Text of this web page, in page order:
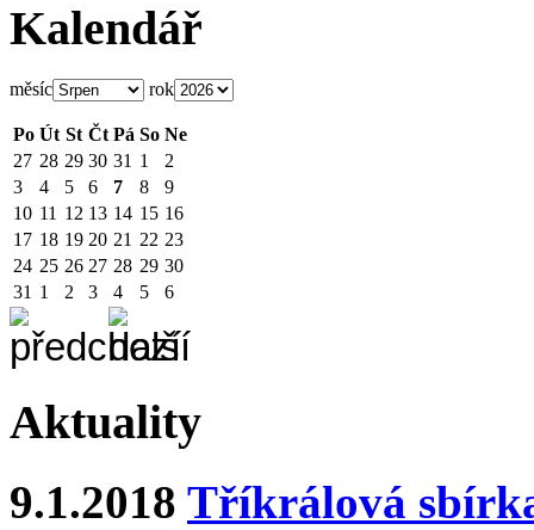
Kalendář
měsíc rok
Po Út St Čt Pá So Ne
27 28 29 30 31 1
2
3
4 5 6 7 8
9
10 11 12 13 14 15 16
17 18 19 20 21 22 23
24 25 26 27 28 29 30
31 1 2 3 4 5 6
Aktuality
9.1.2018 Tříkrálová